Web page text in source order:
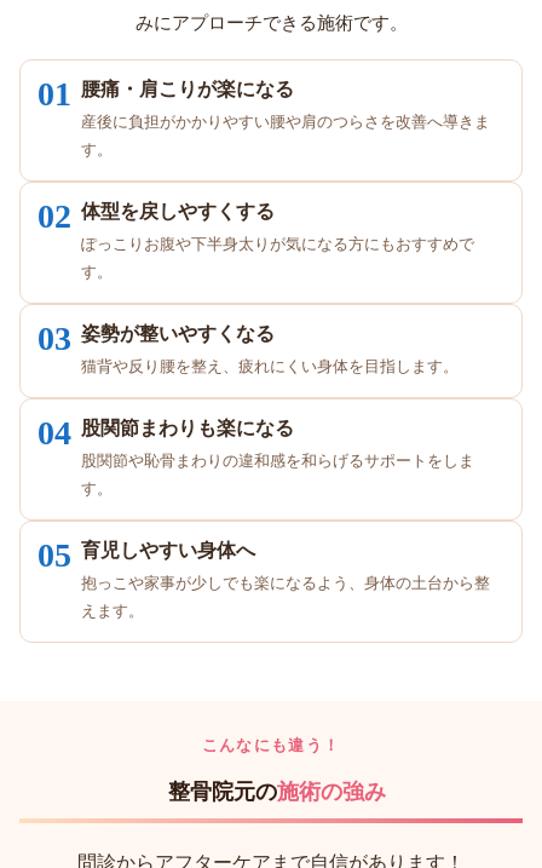
みにアプローチできる施術です。
01 腰痛・肩こりが楽になる
産後に負担がかかりやすい腰や肩のつらさを改善へ導きま
す。
02 体型を戻しやすくする
ぽっこりお腹や下半身太りが気になる方にもおすすめで
す。
03 姿勢が整いやすくなる
猫背や反り腰を整え、疲れにくい身体を目指します。
04 股関節まわりも楽になる
股関節や恥骨まわりの違和感を和らげるサポートをしま
す。
05 育児しやすい身体へ
抱っこや家事が少しでも楽になるよう、身体の土台から整
えます。
こんなにも違う！
整骨院元の施術の強み
問診からアフターケアまで自信があります！